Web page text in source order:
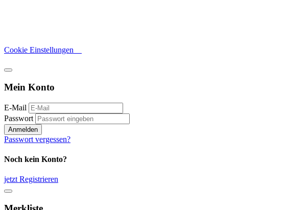
Cookie Einstellungen
Mein Konto
E-Mail
Passwort
Anmelden
Passwort vergessen?
Noch kein Konto?
jetzt Registrieren